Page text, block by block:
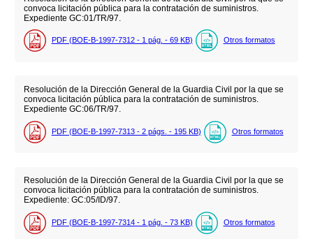
convoca licitación pública para la contratación de suministros.
Expediente GC:01/TR/97.
PDF (BOE-B-1997-7312 - 1 pág. - 69 KB) Otros formatos
Resolución de la Dirección General de la Guardia Civil por la que se
convoca licitación pública para la contratación de suministros.
Expediente GC:06/TR/97.
PDF (BOE-B-1997-7313 - 2 págs. - 195 KB) Otros formatos
Resolución de la Dirección General de la Guardia Civil por la que se
convoca licitación pública para la contratación de suministros.
Expediente: GC:05/ID/97.
PDF (BOE-B-1997-7314 - 1 pág. - 73 KB) Otros formatos